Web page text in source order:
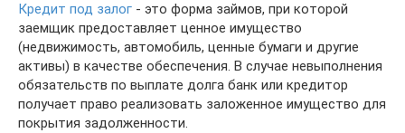
Кредит под залог - это форма займов, при которой
заемщик предоставляет ценное имущество
(недвижимость, автомобиль, ценные бумаги и другие
активы) в качестве обеспечения. В случае невыполнения
обязательств по выплате долга банк или кредитор
получает право реализовать заложенное имущество для
покрытия задолженности.